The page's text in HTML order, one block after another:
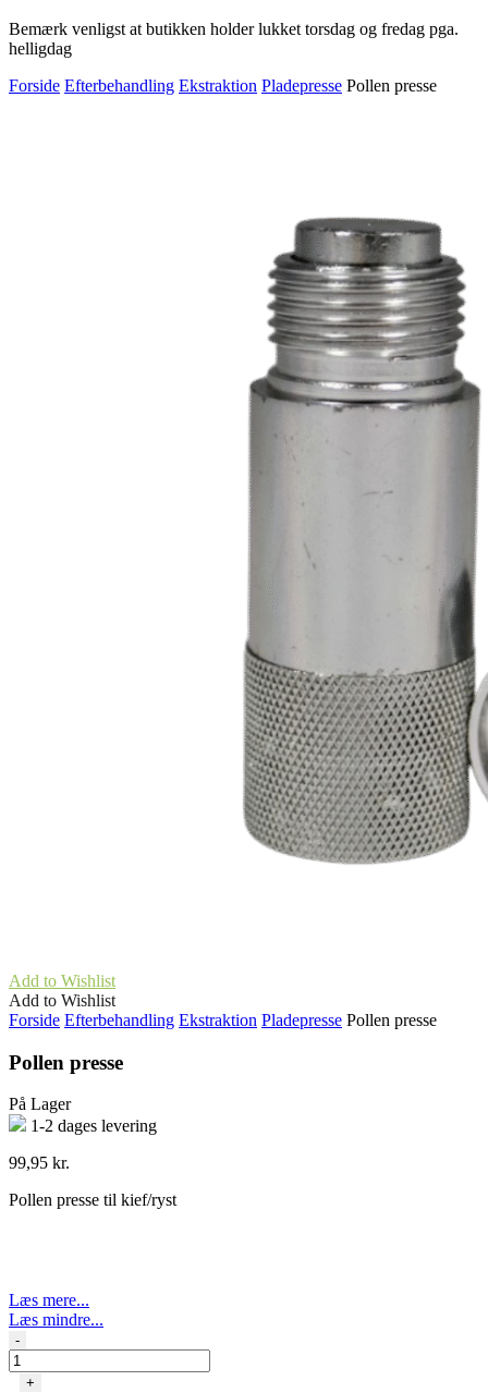
Bemærk venligst at butikken holder lukket torsdag og fredag pga.
helligdag
Forside Efterbehandling Ekstraktion Pladepresse Pollen presse
Add to Wishlist
Add to Wishlist
Forside Efterbehandling Ekstraktion Pladepresse Pollen presse
Pollen presse
På Lager
1-2 dages levering
99,95 kr.
Pollen presse til kief/ryst
Læs mere...
Læs mindre...
Pollen
presse
antal
-
+